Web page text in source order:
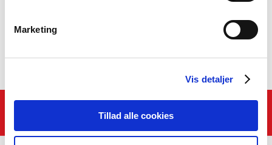
Marketing
Vis detaljer
Tillad alle cookies